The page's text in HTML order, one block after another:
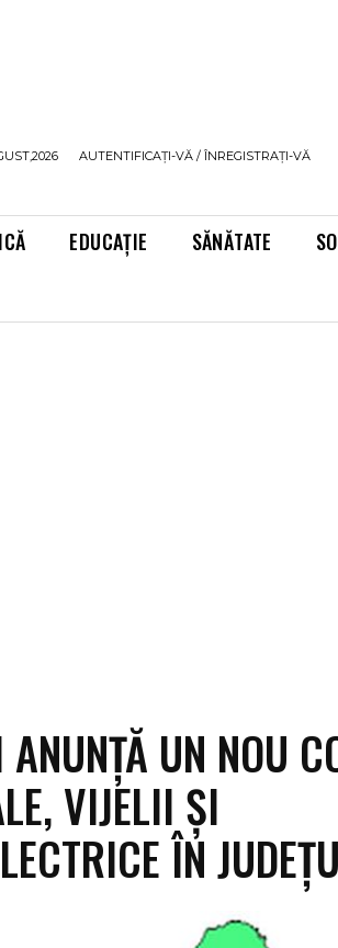
AUTENTIFICAȚI-VĂ / ÎNREGISTRAȚI-VĂ
EDUCAȚIE SĂNĂTATE
UN NOU
VIJELII ȘI
ÎN